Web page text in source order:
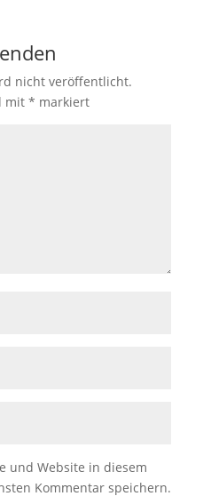
nicht veröffentlicht.
mit * markiert
und Website in diesem
Kommentar speichern.